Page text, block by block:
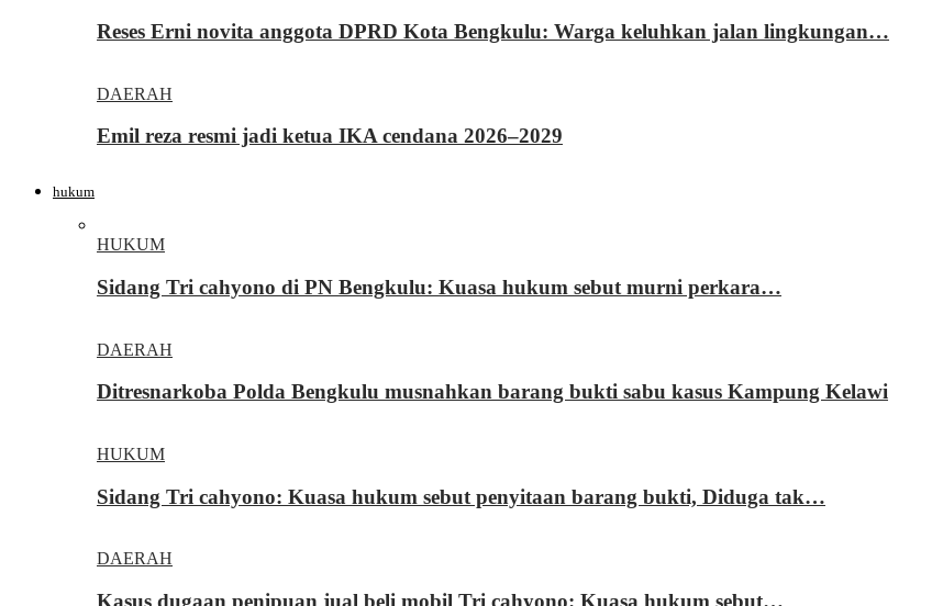
Reses Erni novita anggota DPRD Kota Bengkulu: Warga keluhkan jalan lingkungan…
DAERAH
Emil reza resmi jadi ketua IKA cendana 2026–2029
hukum
HUKUM
Sidang Tri cahyono di PN Bengkulu: Kuasa hukum sebut murni perkara…
DAERAH
Ditresnarkoba Polda Bengkulu musnahkan barang bukti sabu kasus Kampung Kelawi
HUKUM
Sidang Tri cahyono: Kuasa hukum sebut penyitaan barang bukti, Diduga tak…
DAERAH
Kasus dugaan penipuan jual beli mobil Tri cahyono: Kuasa hukum sebut…